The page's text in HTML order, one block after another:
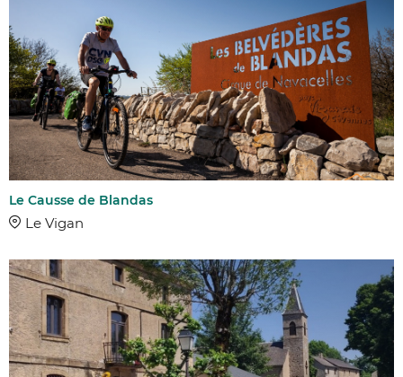
Le Causse de Blandas
Le Vigan